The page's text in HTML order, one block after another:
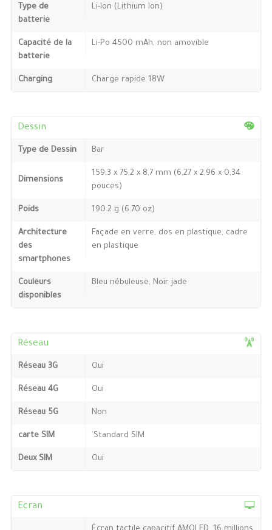
Type de
batterie
Li-Ion (Lithium Ion)
Capacité de la
batterie
Li-Po 4500 mAh, non amovible
Charging Charge rapide 18W
Dessin
Type de Dessin Bar
Dimensions
159,3 x 75,2 x 8,7 mm (6,27 x 2,96 x 0,34
pouces)
Poids 190.2 g (6.70 oz)
Architecture
des
smartphones
Façade en verre, dos en plastique, cadre
en plastique
Couleurs
disponibles
Bleu nébuleuse, Noir jade
Réseau
Réseau 3G Oui
Réseau 4G Oui
Réseau 5G Non
carte SIM `Standard SIM
Deux SIM Oui
Ecran